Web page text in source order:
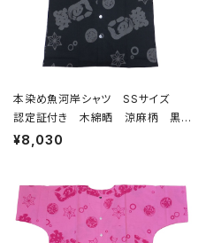
本染め魚河岸シャツ SSサイズ
認定証付き 木綿晒 涼麻柄 黒×
グレー 日本製 注染そめ 浴衣生
り 港町
¥8,030